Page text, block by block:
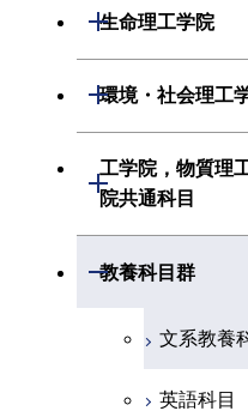
初年次専
創造プロ
共通専門
経営工学
初年次専
創造プロ
初年次専
共通専門
数理・計
初年次専
創造プロ
共通専門
生命理工学院
開閉
生命理工
創造プロ
共通専門
環境・社会理工
開閉
建築学系
融合理工
初年次専
創造プロ
工学院，物質理
院共通科目
開閉
工学院，
教養科目群
開閉
文系教養
英語科目